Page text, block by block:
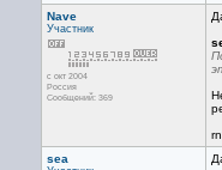
Nave
Участник
с окт 2004
Россия
Сообщений: 369
sea